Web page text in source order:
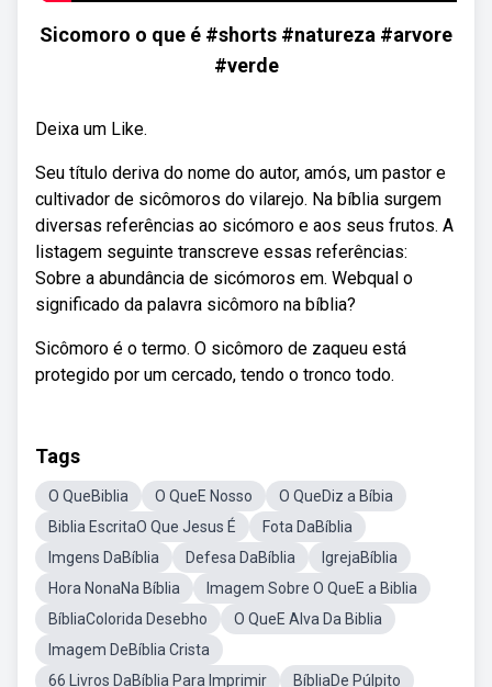
Sicomoro o que é #shorts #natureza #arvore
#verde
Deixa um Like.
Seu título deriva do nome do autor, amós, um pastor e
cultivador de sicômoros do vilarejo. Na bíblia surgem
diversas referências ao sicómoro e aos seus frutos. A
listagem seguinte transcreve essas referências:
Sobre a abundância de sicómoros em. Webqual o
significado da palavra sicômoro na bíblia?
Sicômoro é o termo. O sicômoro de zaqueu está
protegido por um cercado, tendo o tronco todo.
Tags
O QueBiblia O QueE Nosso
O QueDiz a Bíbia
Biblia EscritaO Que Jesus É
Fota DaBíblia
Imgens DaBíblia
Defesa DaBíblia
IgrejaBíblia
Hora NonaNa Bíblia
Imagem Sobre O QueE a Biblia
BíbliaColorida Desebho
O QueE Alva Da Biblia
Imagem DeBíblia Crista
66 Livros DaBíblia Para Imprimir
BíbliaDe Púlpito